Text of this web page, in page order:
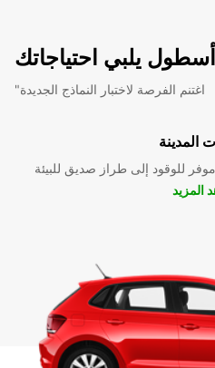
أسطول يلبي احتياجاتك
"اغتنم الفرصة لاختبار النماذج الجديدة
المدينة
للوقود إلى طراز صديق للبيئة
المزيد